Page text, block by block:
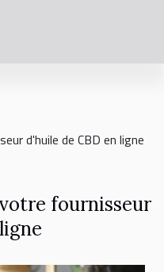
d'huile de CBD en ligne
fournisseur